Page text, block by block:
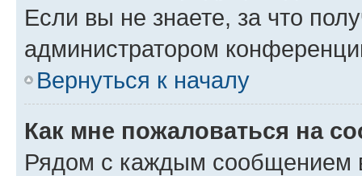
Если вы не знаете, за что
администратором
Вернуться к началу
Как мне пожаловаться на
Рядом с каждым сообщением